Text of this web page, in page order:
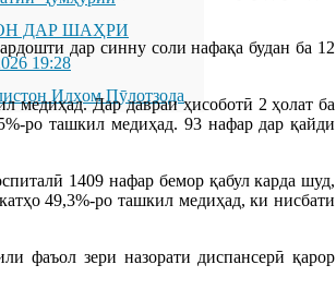
ДАР ШАҲРИ
19:28
Илҳом Пӯлотзода
дар синну соли нафақа будан ба 12
Дар давраи ҳисоботӣ 2 ҳолат ба
ро ташкил медиҳад. 93 нафар дар қайди
1409 нафар бемор қабул карда шуд,
49,3%-ро ташкил медиҳад, ки нисбати
фаъол зери назорати диспансерӣ қарор